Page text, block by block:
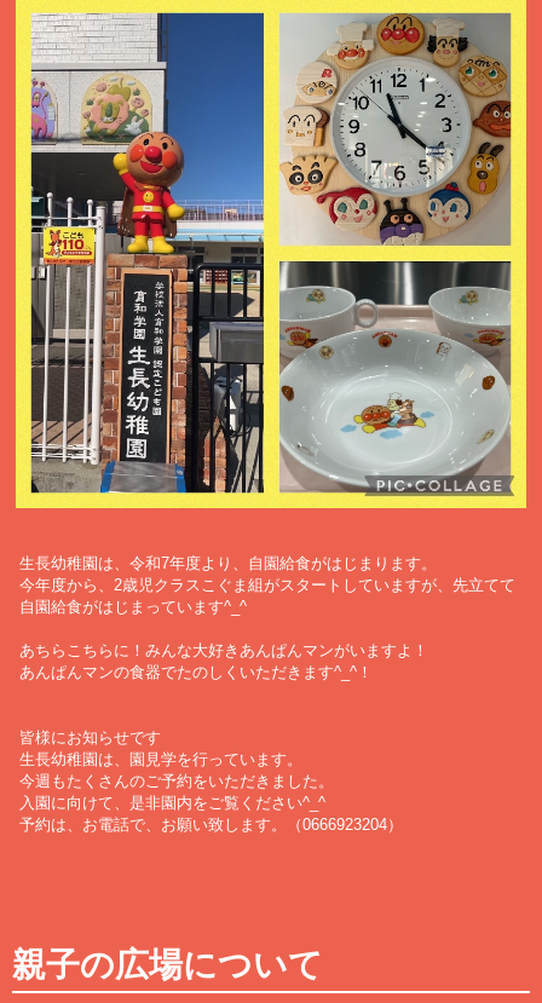
生長幼稚園は、令和7年度より、自園給食がはじまります。
今年度から、2歳児クラスこぐま組がスタートしていますが、先立てて
自園給食がはじまっています^_^
あちらこちらに！みんな大好きあんぱんマンがいますよ！
あんぱんマンの食器でたのしくいただきます^_^！
皆様にお知らせです
生長幼稚園は、園見学を行っています。
今週もたくさんのご予約をいただきました。
入園に向けて、是非園内をご覧ください^_^
予約は、お電話で、お願い致します。（0666923204）
親子の広場について